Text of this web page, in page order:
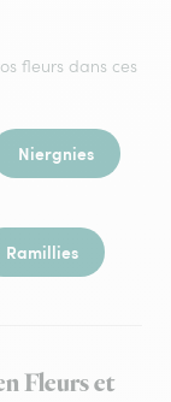
fleurs dans ces
Niergnies
Ramillies
Fleurs et